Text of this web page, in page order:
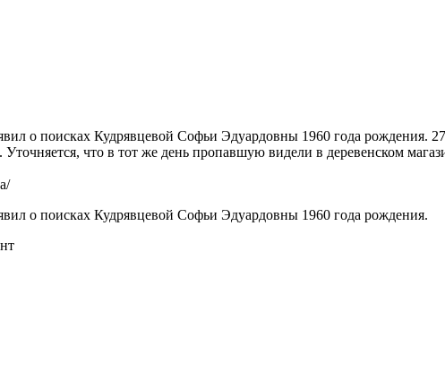
о поисках Кудрявцевой Софьи Эдуардовны 1960 года
что в тот же день пропавшую видели в деревенском
о поисках Кудрявцевой Софьи Эдуардовны 1960 года рождения.